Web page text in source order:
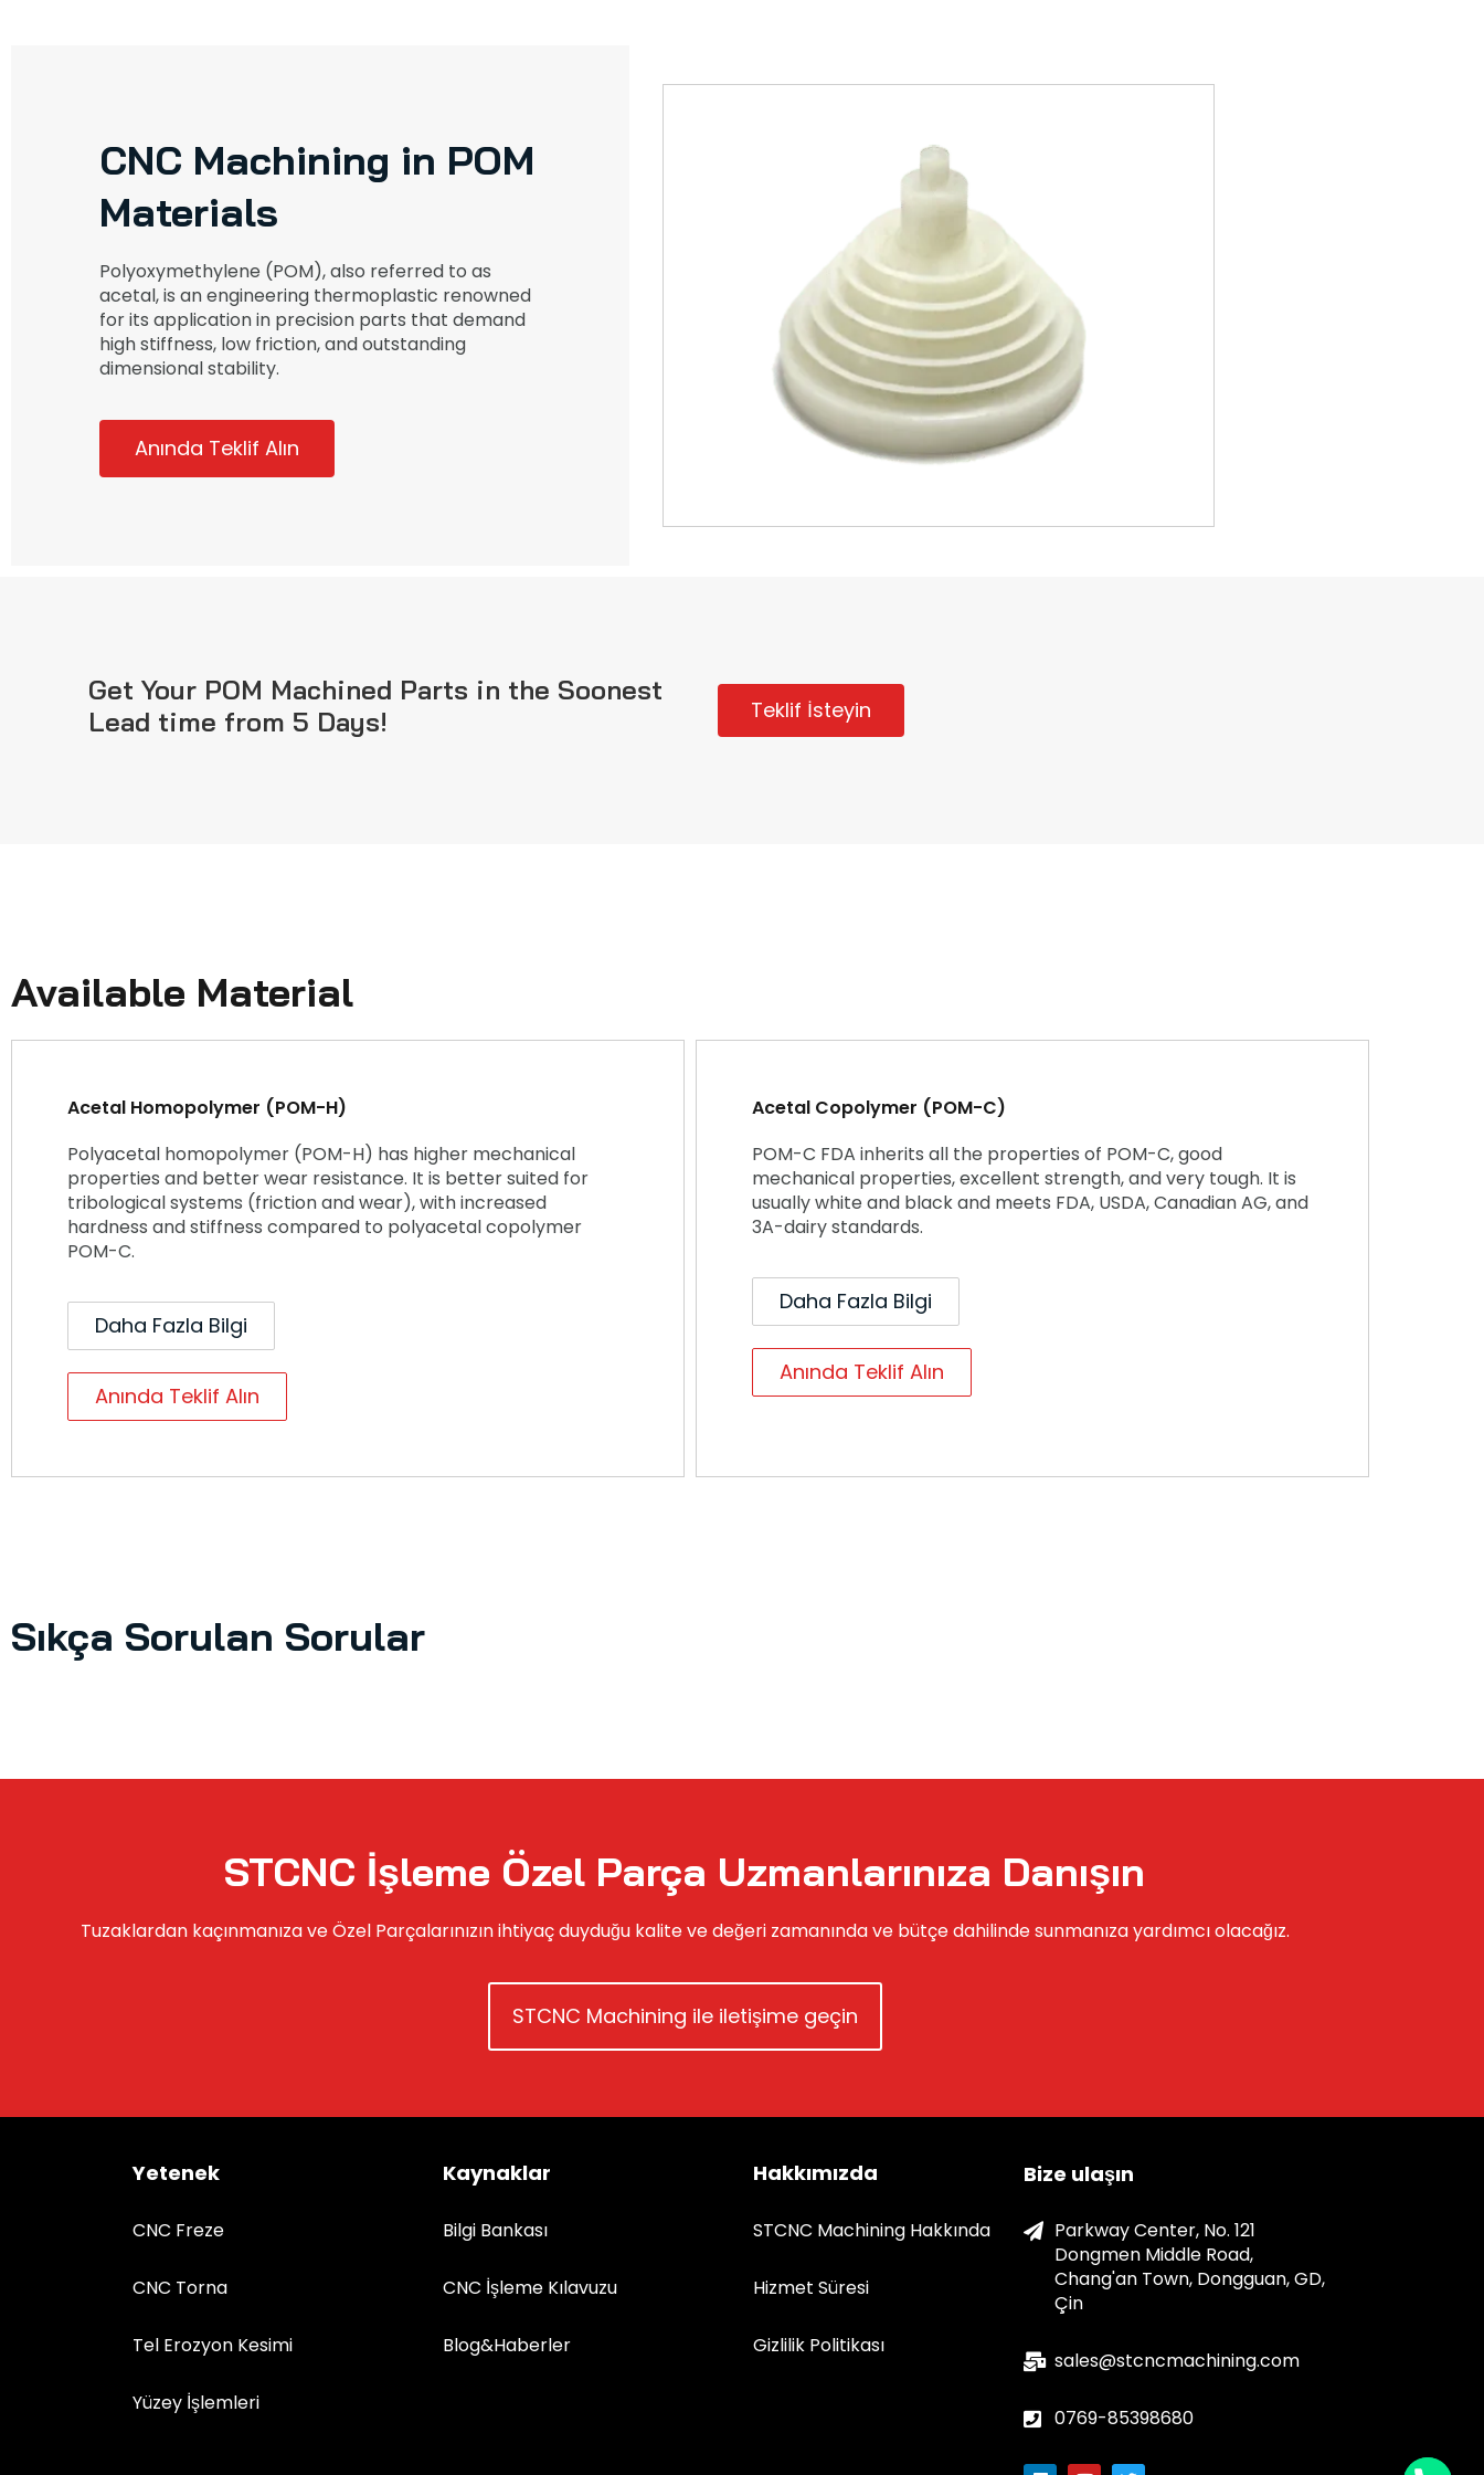
CNC Machining in POM
Materials
Polyoxymethylene (POM), also referred to as
acetal, is an engineering thermoplastic renowned
for its application in precision parts that demand
high stiffness, low friction, and outstanding
dimensional stability.
Anında Teklif Alın
Get Your POM Machined Parts in the Soonest
Lead time from 5 Days!
Teklif İsteyin
Available Material
Acetal Homopolymer (POM-H)
Polyacetal homopolymer (POM-H) has higher mechanical
properties and better wear resistance. It is better suited for
tribological systems (friction and wear), with increased
hardness and stiffness compared to polyacetal copolymer
POM-C.
Daha Fazla Bilgi
Anında Teklif Alın
Acetal Copolymer (POM-C)
POM-C FDA inherits all the properties of POM-C, good
mechanical properties, excellent strength, and very tough. It is
usually white and black and meets FDA, USDA, Canadian AG, and
3A-dairy standards.
Daha Fazla Bilgi
Anında Teklif Alın
Sıkça Sorulan Sorular
STCNC İşleme Özel Parça Uzmanlarınıza Danışın
Tuzaklardan kaçınmanıza ve Özel Parçalarınızın ihtiyaç duyduğu kalite ve değeri zamanında ve bütçe dahilinde sunmanıza yardımcı olacağız.
STCNC Machining ile iletişime geçin
Yetenek
CNC Freze
CNC Torna
Tel Erozyon Kesimi
Yüzey İşlemleri
Kaynaklar
Bilgi Bankası
CNC İşleme Kılavuzu
Blog&Haberler
Hakkımızda
STCNC Machining Hakkında
Hizmet Süresi
Gizlilik Politikası
Bize ulaşın
Parkway Center, No. 121
Dongmen Middle Road,
Chang'an Town, Dongguan, GD,
Çin
sales@stcncmachining.com
0769-85398680